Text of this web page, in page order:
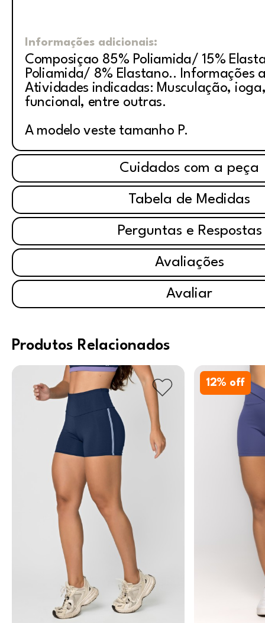
Informações adicionais:
Composiçao 85% Poliamida/ 15%
Poliamida/ 8% Elastano.. Informações
Atividades indicadas: Musculação,
funcional, entre outras.
A modelo veste tamanho P.
Cuidados com a peça
Tabela de Medidas
Perguntas e Respostas
Avaliações
Avaliar
Produtos Relacionados
12% off